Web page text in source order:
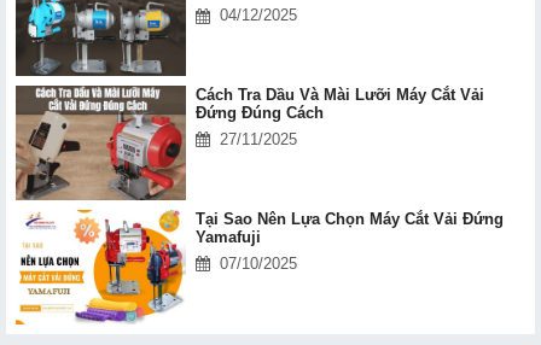
04/12/2025
Cách Tra Dầu Và Mài Lưỡi Máy Cắt Vải
Đứng Đúng Cách
27/11/2025
Tại Sao Nên Lựa Chọn Máy Cắt Vải Đứng
Yamafuji
07/10/2025